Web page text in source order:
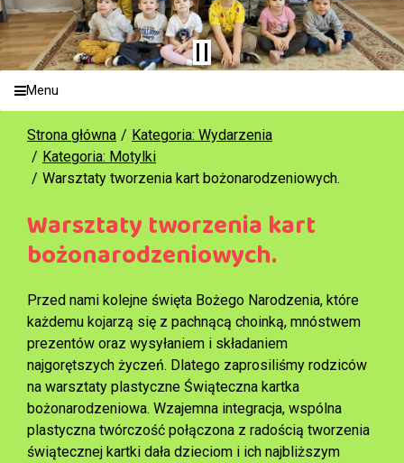
Menu
Strona główna
Kategoria: Wydarzenia
Kategoria: Motylki
Warsztaty tworzenia kart bożonarodzeniowych.
Warsztaty tworzenia kart
bożonarodzeniowych.
Przed nami kolejne święta Bożego Narodzenia, które
każdemu kojarzą się z pachnącą choinką, mnóstwem
prezentów oraz wysyłaniem i składaniem
najgorętszych życzeń. Dlatego zaprosiliśmy rodziców
na warsztaty plastyczne Świąteczna kartka
bożonarodzeniowa. Wzajemna integracja, wspólna
plastyczna twórczość połączona z radością tworzenia
świątecznej kartki dała dzieciom i ich najbliższym